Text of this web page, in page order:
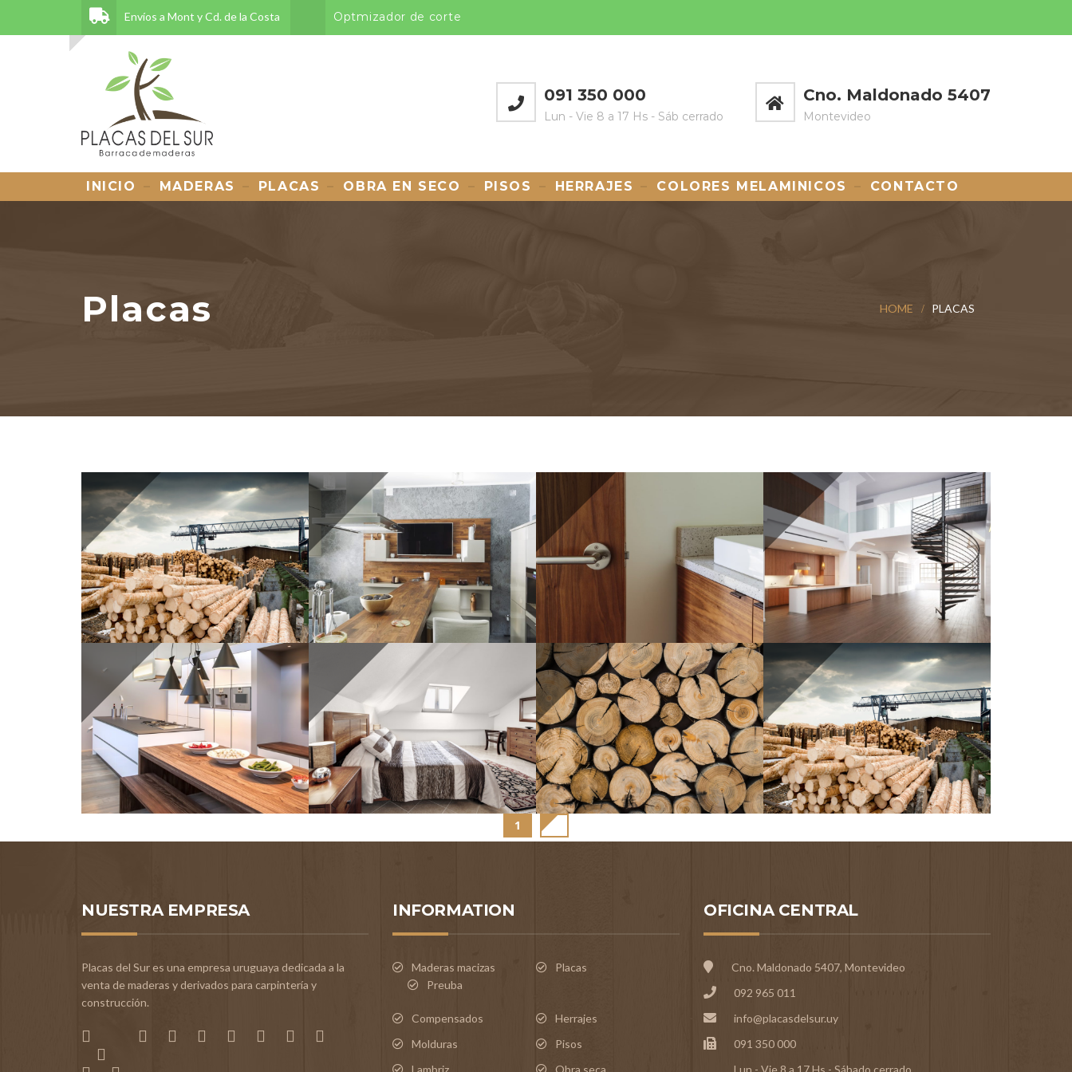
Envíos a Mont y Cd. de la Costa Optmizador de corte
091 350 000
Lun - Vie 8 a 17 Hs - Sáb cerrado
Cno. Maldonado 5407
Montevideo
INICIO MADERAS PLACAS OBRA EN SECO PISOS HERRAJES COLORES MELAMINICOS CONTACTO
Placas HOME PLACAS
1 2
NUESTRA EMPRESA
Placas del Sur es una empresa uruguaya dedicada a la
venta de maderas y derivados para carpintería y
construcción.
INFORMATION
Maderas macizas
Preuba
Placas
Compensados
Herrajes
Molduras
Pisos
OFICINA CENTRAL
Cno. Maldonado 5407, Montevideo
092 965 011
info@placasdelsur.uy
091 350 000